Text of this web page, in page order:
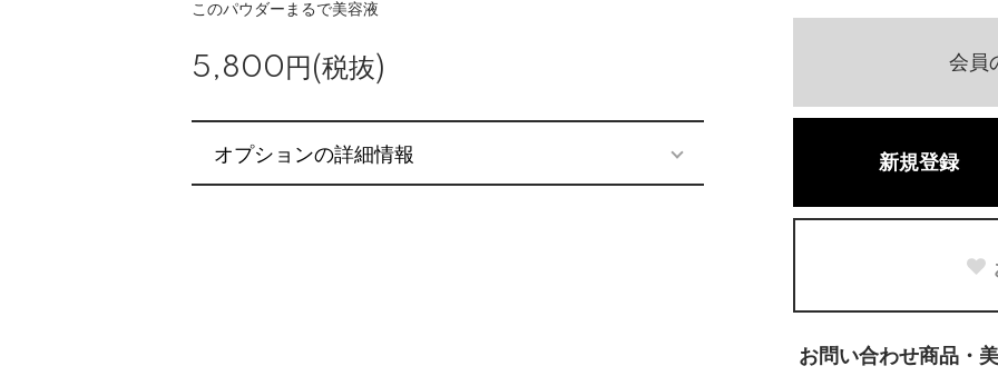
このパウダーまるで美容液
5,800円(税抜)
オプションの詳細情報
会員
新規登録
お問い合わせ商品・